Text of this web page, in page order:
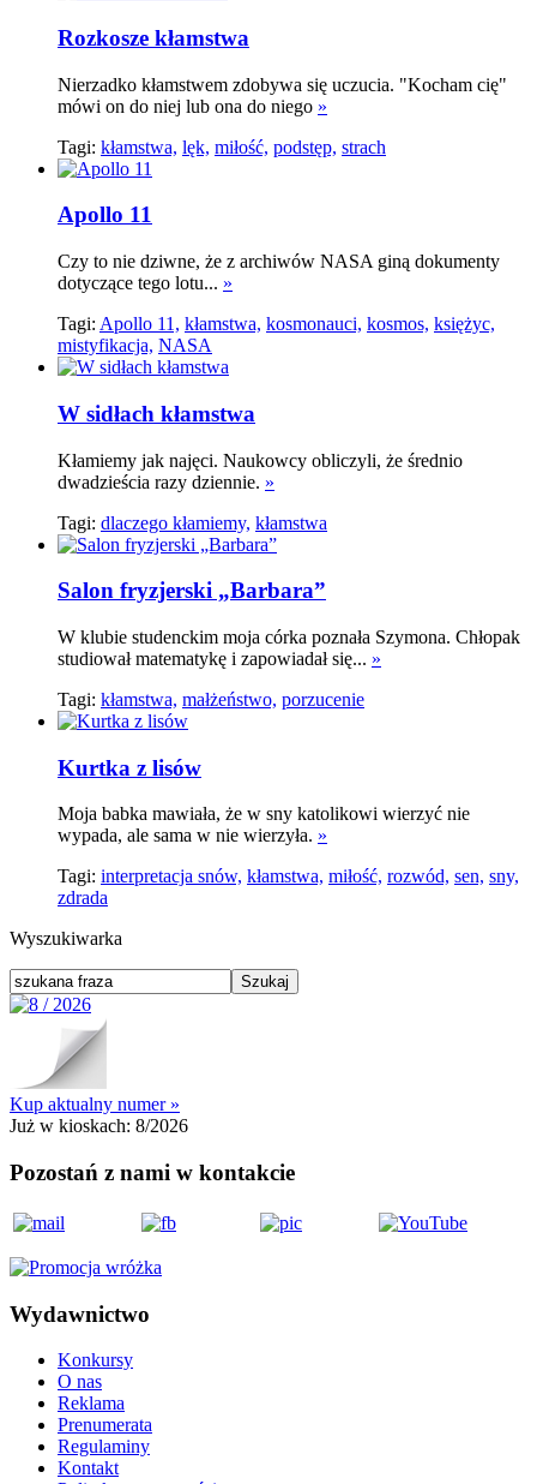
Rozkosze kłamstwa
Nierzadko kłamstwem zdobywa się uczucia. "Kocham cię"
mówi on do niej lub ona do niego »
Tagi: kłamstwa, lęk, miłość, podstęp, strach
Apollo 11
Czy to nie dziwne, że z archiwów NASA giną dokumenty
dotyczące tego lotu... »
Tagi: Apollo 11, kłamstwa, kosmonauci, kosmos, księżyc,
mistyfikacja, NASA
W sidłach kłamstwa
Kłamiemy jak najęci. Naukowcy obliczyli, że średnio
dwadzieścia razy dziennie. »
Tagi: dlaczego kłamiemy, kłamstwa
Salon fryzjerski „Barbara”
W klubie studenckim moja córka poznała Szymona. Chłopak
studiował matematykę i zapowiadał się... »
Tagi: kłamstwa, małżeństwo, porzucenie
Kurtka z lisów
Moja babka mawiała, że w sny katolikowi wierzyć nie
wypada, ale sama w nie wierzyła. »
Tagi: interpretacja snów, kłamstwa, miłość, rozwód, sen, sny,
zdrada
Wyszukiwarka
Kup aktualny numer »
Już w kioskach: 8/2026
Pozostań z nami w kontakcie
Wydawnictwo
Konkursy
O nas
Reklama
Prenumerata
Regulaminy
Kontakt